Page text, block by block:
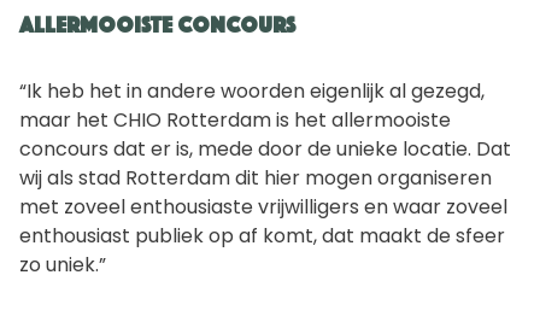
Allermooiste concours
“Ik heb het in andere woorden eigenlijk al gezegd,
maar het CHIO Rotterdam is het allermooiste
concours dat er is, mede door de unieke locatie. Dat
wij als stad Rotterdam dit hier mogen organiseren
met zoveel enthousiaste vrijwilligers en waar zoveel
enthousiast publiek op af komt, dat maakt de sfeer
zo uniek.”